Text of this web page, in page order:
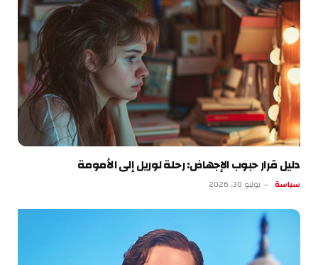
دليل قرار حبوب الإجهاض: رحلة لوريل إلى الأمومة
سياسة يوليو 30, 2026